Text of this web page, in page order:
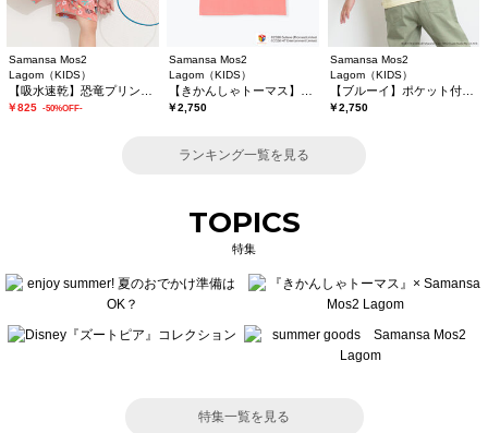
Samansa Mos2
Lagom（KIDS）
￥825 -50%OFF-
Samansa Mos2
Lagom（KIDS）
￥2,750
Samansa Mos2
Lagom（KIDS）
【ブルーイ】ポケット付きプリントTシャツ
￥2,750
ランキング一覧を見る
TOPICS
特集
特集一覧を見る